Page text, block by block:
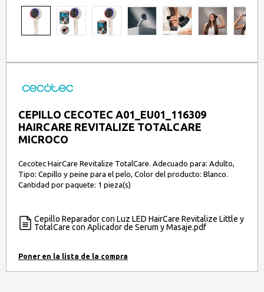
CEPILLO CECOTEC A01_EU01_116309
HAIRCARE REVITALIZE TOTALCARE
MICROCO
Cecotec HairCare Revitalize TotalCare. Adecuado para: Adulto,
Tipo: Cepillo y peine para el pelo, Color del producto: Blanco.
Cantidad por paquete: 1 pieza(s)
Cepillo Reparador con Luz LED HairCare Revitalize Little y
TotalCare con Aplicador de Serum y Masaje.pdf